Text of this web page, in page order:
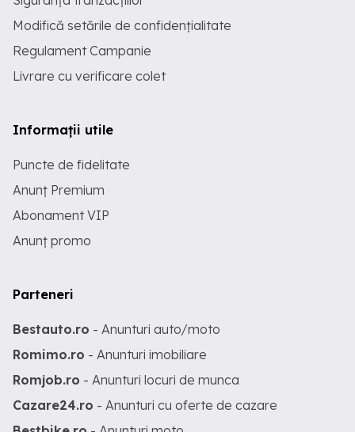
Modifică setările de confidențialitate
Regulament Campanie
Livrare cu verificare colet
Informații utile
Puncte de fidelitate
Anunț Premium
Abonament VIP
Anunț promo
Parteneri
Bestauto.ro - Anunturi auto/moto
Romimo.ro - Anunturi imobiliare
Romjob.ro - Anunturi locuri de munca
Cazare24.ro - Anunturi cu oferte de cazare